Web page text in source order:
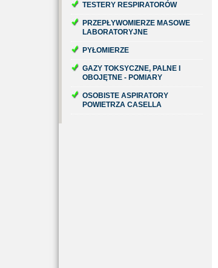
TESTERY RESPIRATORÓW
PRZEPŁYWOMIERZE MASOWE
LABORATORYJNE
PYŁOMIERZE
GAZY TOKSYCZNE, PALNE I
OBOJĘTNE - POMIARY
OSOBISTE ASPIRATORY
POWIETRZA CASELLA